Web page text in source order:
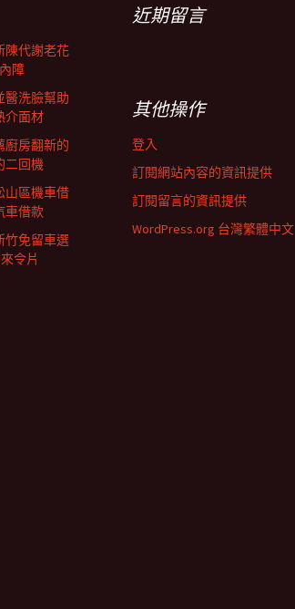
陳代謝老花
障
醫洗臉幫助
介面材
廚房翻新的
二回機
山區機車借
車借款
竹免留車選
令片
近期留言
其他操作
登入
訂閱網站內容的資訊提供
訂閱留言的資訊提供
WordPress.org 台灣繁體中文